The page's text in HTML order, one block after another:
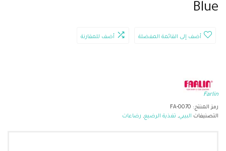
Blue
أضف إلى القائمة المفضلة أضف للمقارنة
Farlin
رمز المنتج: FA-0070
التصنيفات البيبي, تغذية الرضيع, رضاعات